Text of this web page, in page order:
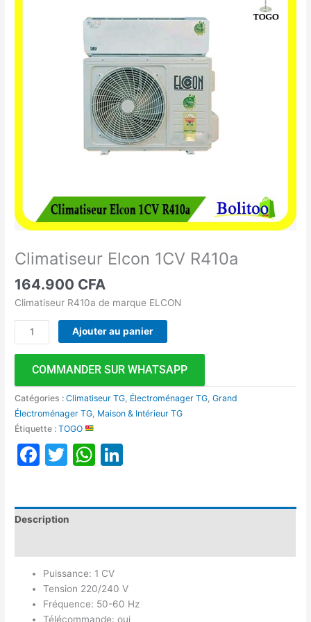
Climatiseur Elcon 1CV R410a
164.900 CFA
Climatiseur R410a de marque ELCON
Ajouter au panier
COMMANDER SUR WHATSAPP
Catégories :Climatiseur TG Électroménager TG ,Grand
Électroménager TG Maison & Intérieur TG
Étiquette :TOGO
Facebook
TwitterWhatsApp
Description
Puissance: 1 CV
Tension 220/240 V
Fréquence: 50-60 Hz
Télécommande: oui